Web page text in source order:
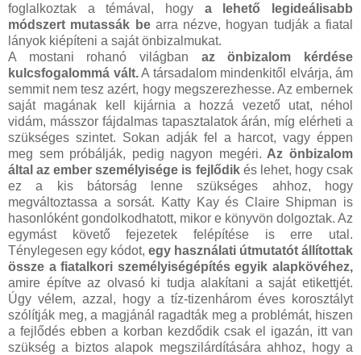
foglalkoztak a témával, hogy a lehető legideálisabb
módszert mutassák be arra nézve, hogyan tudják a fiatal
lányok kiépíteni a saját önbizalmukat.
A mostani rohanó világban az önbizalom kérdése
kulcsfogalommá vált.A társadalom mindenkitől elvárja, ám
semmit nem tesz azért, hogy megszerezhesse. Az embernek
saját magának kell kijárnia a hozzá vezető utat, néhol
vidám, másszor fájdalmas tapasztalatok árán, míg elérheti a
szükséges szintet. Sokan adják fel a harcot, vagy éppen
meg sem próbálják, pedig nagyon megéri. Az önbizalom
által az ember személyisége is fejlődik és lehet, hogy csak
ez a kis bátorság lenne szükséges ahhoz, hogy
megváltoztassa a sorsát. Katty Kay és Claire Shipman is
hasonlóként gondolkodhatott, mikor e könyvön dolgoztak. Az
egymást követő fejezetek felépítése is erre utal.
Ténylegesen egy kódot, egy használati útmutatót állítottak
össze a fiatalkori személyiségépítés egyik alapkövéhez,
amire építve az olvasó ki tudja alakítani a saját etikettjét.
Úgy vélem, azzal, hogy a tíz-tizenhárom éves korosztályt
szólítják meg, a magjánál ragadták meg a problémát, hiszen
a fejlődés ebben a korban kezdődik csak el igazán, itt van
szükség a biztos alapok megszilárdítására ahhoz, hogy a